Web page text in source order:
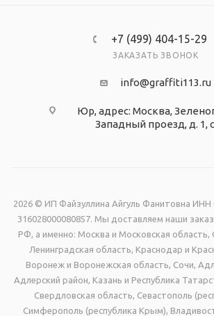
+7 (499) 404-15-29
ЗАКАЗАТЬ ЗВОНОК
info@graffiti113.ru
Юр, адрес: Москва,
Западный проезд, д. 1,
2026 © ИП Файзуллина Айгуль Фанитовна ИНН
316028000080857. Мы доставляем наши
РФ, а именно: Москва и Московская область,
Ленинградская область, Краснодар и
Воронеж и Воронежская область, Сочи,
Адлерский район, Казань и Республика
Свердловская область, Севастополь
Симферополь (республика Крым),